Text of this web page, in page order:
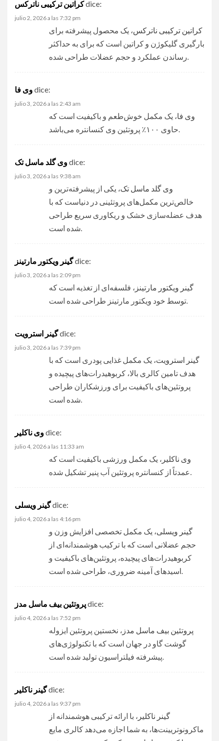
کراتین ترکیبی ناترکسdice:
julio 2, 2026 a las 7:32 pm
کراتین ترکیبی ناترکس، یک محصول پیشرفته برای
بارگیری گلیکوژن و کراتین است که برای به حداکثر
وی فا dice:
julio 3, 2026 a las 2:43 am
وی فا، یک مکمل خوش‌طعم و باکیفیت است که
وی گلد ماسل تک dice:
julio 3, 2026 a las 9:38 am
وی گلد ماسل تک، یکی از پیشرفته‌ترین و
خالص‌ترین مکمل‌های پروتئینی در دنیاست که با
هدف عضله‌سازی خشک و ریکاوری سریع طراحی
گینر ویکتور مارتینزdice:
julio 3, 2026 a las 2:09 pm
گینر ویکتور مارتینز ، فلسفه‌ای از تغذیه است که
گینر استرویتdice:
julio 3, 2026 a las 7:39 pm
گینر استرویت، یک مکمل غذایی پودری است که با
هدف تامین کالری بالا، کربوهیدرات‌های پیچیده و
پروتئین‌های باکیفیت برای ورزشکاران طراحی
وی ناکلیر dice:
julio 4, 2026 a las 11:33 am
وی ناکلیر ، یک مکمل ورزشی باکیفیت است که
گینر ویسلیdice:
julio 4, 2026 a las 4:16 pm
گینر ویسلی، یک مکمل تخصصی افزایش وزن و
حجم عضلانی است که با ترکیب هوشمندانه‌ای از
کربوهیدرات‌های پیچیده، پروتئین‌های باکیفیت و
پروتئین بیف ماسل مدزdice:
julio 4, 2026 a las 7:52 pm
پروتئین بیف ماسل مدز ، نخستین پروتئین ایزوله
گوشت گاو در جهان است که با تکنولوژی‌های
گینر ناکلیرdice:
julio 4, 2026 a las 9:37 pm
گینر ناکلیر ، با ارائه ترکیبی هوشمندانه از
ماکرونوتریینت‌ها، به شما اجازه می‌دهد کالری مایع